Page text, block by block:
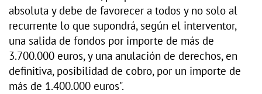
absoluta y debe de favorecer a todos y no solo al
recurrente lo que supondrá, según el interventor,
una salida de fondos por importe de más de
3.700.000 euros, y una anulación de derechos, en
definitiva, posibilidad de cobro, por un importe de
más de 1.400.000 euros".